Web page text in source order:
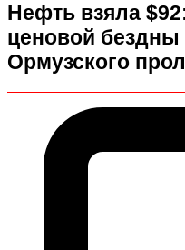
Нефть взяла
ценовой
Ормузского